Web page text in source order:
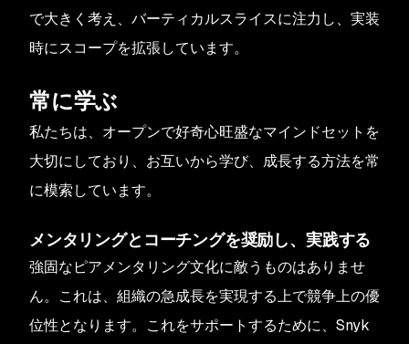
で大きく考え、バーティカルスライスに注力し、実装
時にスコープを拡張しています。
常に学ぶ
私たちは、オープンで好奇心旺盛なマインドセットを
大切にしており、お互いから学び、成長する方法を常
に模索しています。
メンタリングとコーチングを奨励し、実践する
強固なピアメンタリング文化に敵うものはありませ
ん。これは、組織の急成長を実現する上で競争上の優
位性となります。これをサポートするために、Snyk